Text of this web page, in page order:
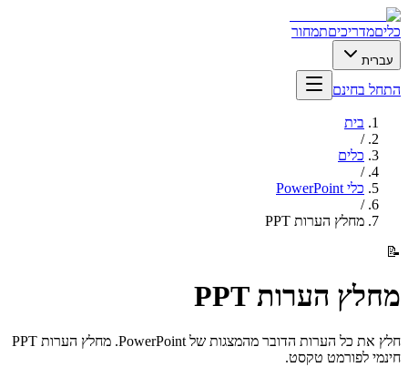
כליםמדריכיםתמחור
עברית
התחל בחינם
בית
/
כלים
/
כלי PowerPoint
/
מחלץ הערות PPT
📝
מחלץ הערות PPT
חלץ את כל הערות הדובר מהמצגות של PowerPoint. מחלץ הערות PPT
חינמי לפורמט טקסט.